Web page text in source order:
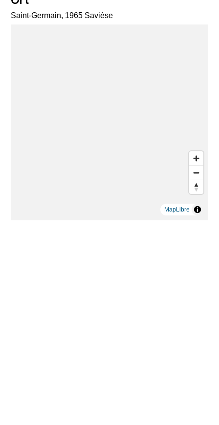
Saint-Germain, 1965 Savièse
MapLibre